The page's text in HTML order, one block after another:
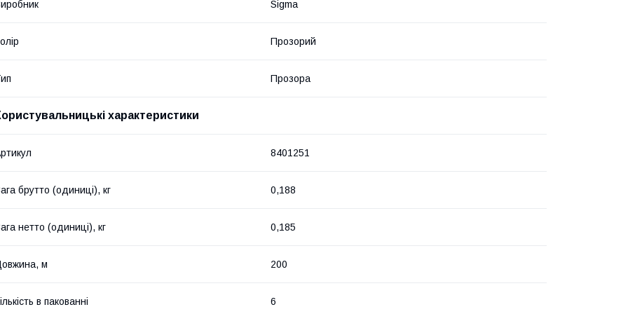
Sigma
Прозорий
Прозора
характеристики
8401251
брутто (одиниці), кг 0,188
нетто (одиниці), кг 0,185
м 200
в пакованні 6